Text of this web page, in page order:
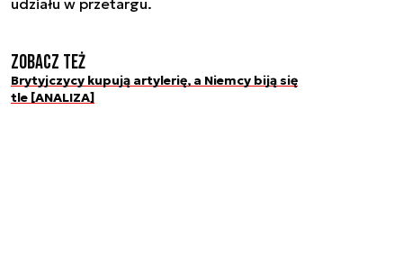
Zobacz też
Brytyjczycy kupują artylerię, a Niemcy biją się
tle [ANALIZA]